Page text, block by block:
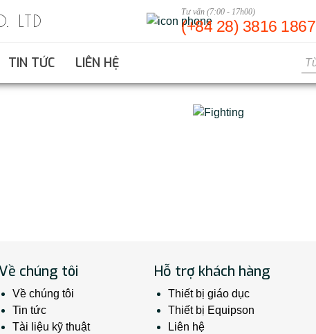
LTD Tư vấn (7:00 - 17h00)
(+84 28) 3816 1867
TIN TỨC LIÊN HỆ
chúng tôi
Về chúng tôi
Tin tức
Tài liệu kỹ thuật
Hỗ trợ khách hàng
Thiết bị giáo dục
Thiết bị Equipson
Liên hệ